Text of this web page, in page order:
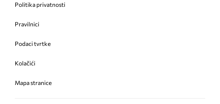
Politika privatnosti
Pravilnici
Podaci tvrtke
Kolačići
Mapa stranice